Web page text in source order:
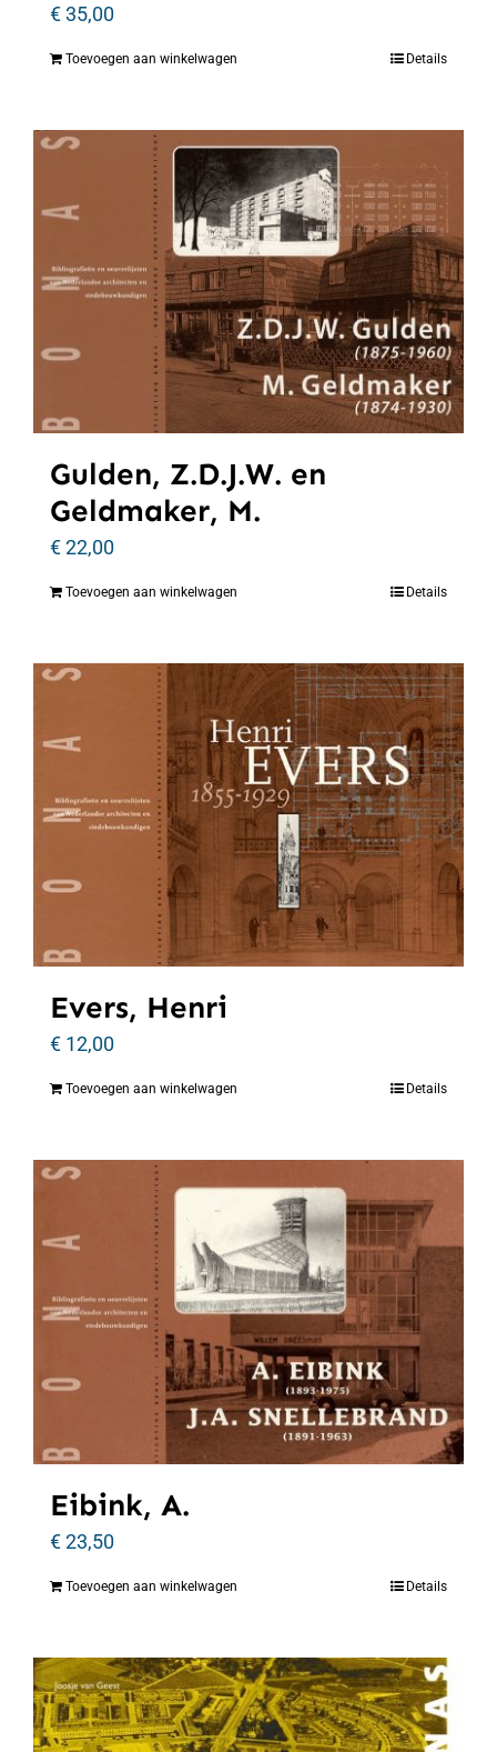
€35,00
Toevoegen aan winkelwagen Details
Gulden, Z.D.J.W. en
Geldmaker, M.
€22,00
Toevoegen aan winkelwagen Details
Evers, Henri
€ 12,00
Toevoegen aan winkelwagen Details
Eibink, A.
€23,50
Toevoegen aan winkelwagen Details